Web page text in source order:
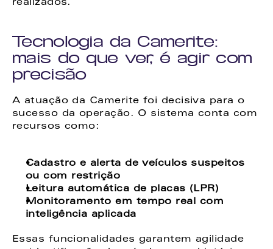
realizados.
Tecnologia da Camerite:
mais do que ver, é agir com
precisão
A atuação da Camerite foi decisiva para o
sucesso da operação. O sistema conta com
recursos como:
Cadastro e alerta de veículos suspeitos
ou com restrição
Leitura automática de placas (LPR)
Monitoramento em tempo real com
inteligência aplicada
Essas funcionalidades garantem agilidade